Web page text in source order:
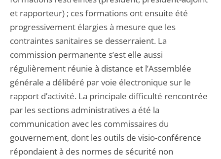
et rapporteur) ; ces formations ont ensuite été
progressivement élargies à mesure que les
contraintes sanitaires se desserraient. La
commission permanente s’est elle aussi
régulièrement réunie à distance et l’Assemblée
générale a délibéré par voie électronique sur le
rapport d’activité. La principale difficulté rencontrée
par les sections administratives a été la
communication avec les commissaires du
gouvernement, dont les outils de visio-conférence
répondaient à des normes de sécurité non